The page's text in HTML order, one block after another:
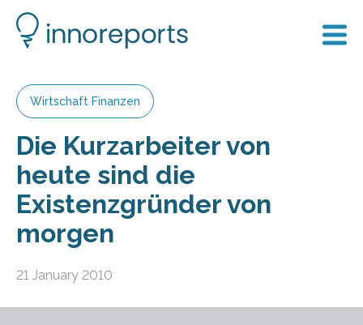
Wirtschaft Finanzen
Die Kurzarbeiter von
heute sind die
Existenzgründer von
morgen
21 January 2010